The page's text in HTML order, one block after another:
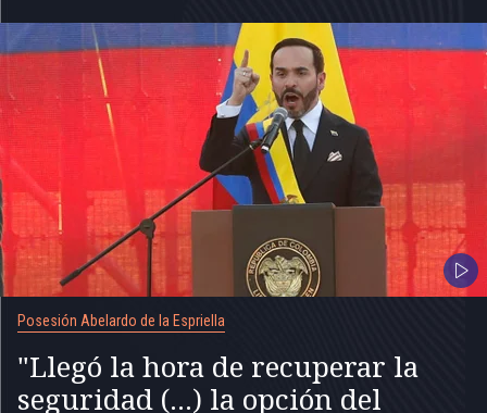
Posesión Abelardo de la Espriella
"Llegó la hora de recuperar la
seguridad (...) la opción del